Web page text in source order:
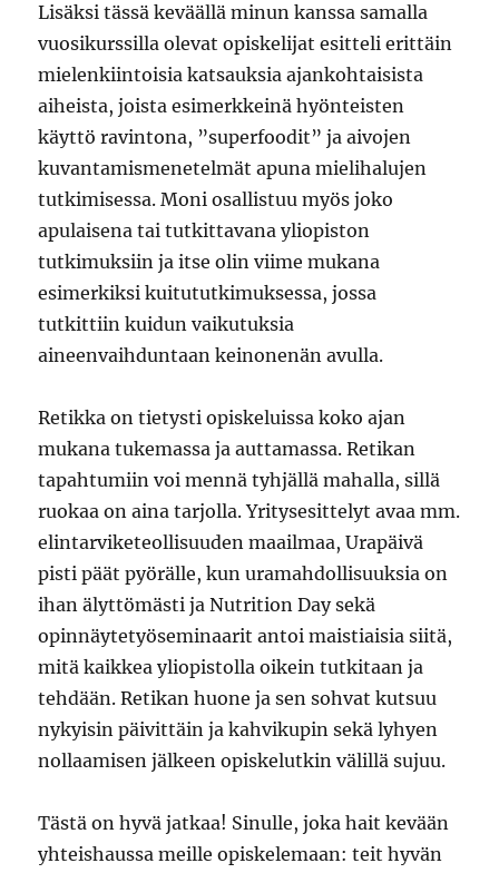
Lisäksi tässä keväällä minun kanssa samalla
vuosikurssilla olevat opiskelijat esitteli erittäin
mielenkiintoisia katsauksia ajankohtaisista
aiheista, joista esimerkkeinä hyönteisten
käyttö ravintona, ”superfoodit” ja aivojen
kuvantamismenetelmät apuna mielihalujen
tutkimisessa. Moni osallistuu myös joko
apulaisena tai tutkittavana yliopiston
tutkimuksiin ja itse olin viime mukana
esimerkiksi kuitututkimuksessa, jossa
tutkittiin kuidun vaikutuksia
aineenvaihduntaan keinonenän avulla.
Retikka on tietysti opiskeluissa koko ajan
mukana tukemassa ja auttamassa. Retikan
tapahtumiin voi mennä tyhjällä mahalla, sillä
ruokaa on aina tarjolla. Yritysesittelyt avaa mm.
elintarviketeollisuuden maailmaa, Urapäivä
pisti päät pyörälle, kun uramahdollisuuksia on
ihan älyttömästi ja Nutrition Day sekä
opinnäytetyöseminaarit antoi maistiaisia siitä,
mitä kaikkea yliopistolla oikein tutkitaan ja
tehdään. Retikan huone ja sen sohvat kutsuu
nykyisin päivittäin ja kahvikupin sekä lyhyen
nollaamisen jälkeen opiskelutkin välillä sujuu.
Tästä on hyvä jatkaa! Sinulle, joka hait kevään
yhteishaussa meille opiskelemaan: teit hyvän